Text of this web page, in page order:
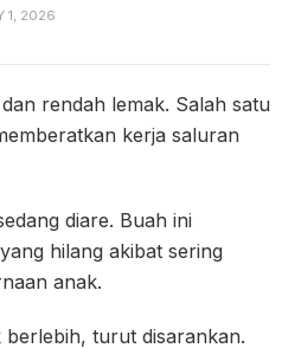
1, 2026
rendah lemak. Salah satu
kerja saluran
diare. Buah ini
hilang akibat sering
anak.
turut disarankan.